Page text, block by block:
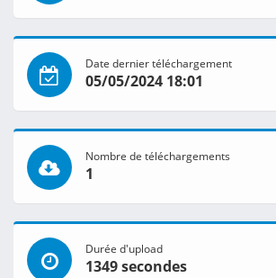
Date dernier téléchargement
05/05/2024 18:01
Nombre de téléchargements
1
Durée d'upload
1349 secondes